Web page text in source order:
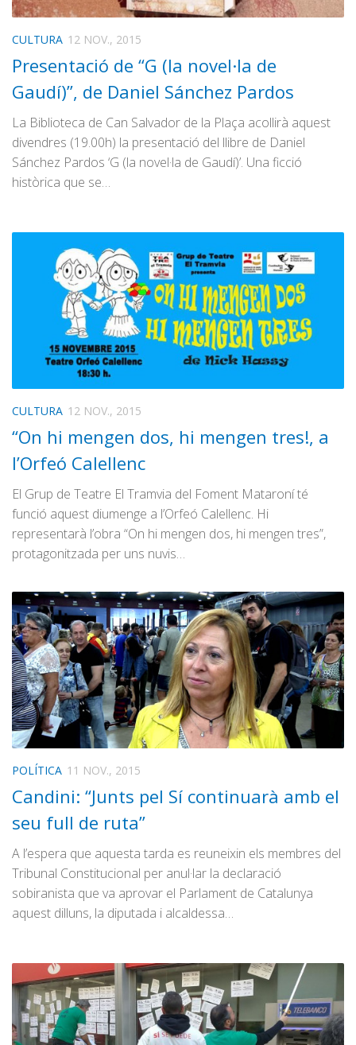
CULTURA 12 NOV., 2015
Presentació de “G (la novel·la de
Gaudí)”, de Daniel Sánchez Pardos
La Biblioteca de Can Salvador de la Plaça acollirà aquest
divendres (19.00h) la presentació del llibre de Daniel
Sánchez Pardos ‘G (la novel·la de Gaudí)’. Una ficció
històrica que se…
CULTURA 12 NOV., 2015
“On hi mengen dos, hi mengen tres!, a
l’Orfeó Calellenc
El Grup de Teatre El Tramvia del Foment Mataroní té
funció aquest diumenge a l’Orfeó Calellenc. Hi
representarà l’obra “On hi mengen dos, hi mengen tres”,
protagonitzada per uns nuvis…
POLÍTICA 11 NOV., 2015
Candini: “Junts pel Sí continuarà amb el
seu full de ruta”
A l’espera que aquesta tarda es reuneixin els membres del
Tribunal Constitucional per anul·lar la declaració
sobiranista que va aprovar el Parlament de Catalunya
aquest dilluns, la diputada i alcaldessa…